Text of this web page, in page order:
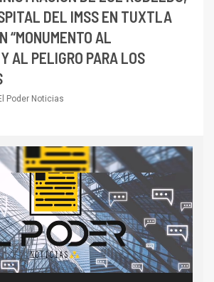
DEL IMSS EN TUXTLA
“MONUMENTO AL
AL PELIGRO PARA LOS
Poder Noticias